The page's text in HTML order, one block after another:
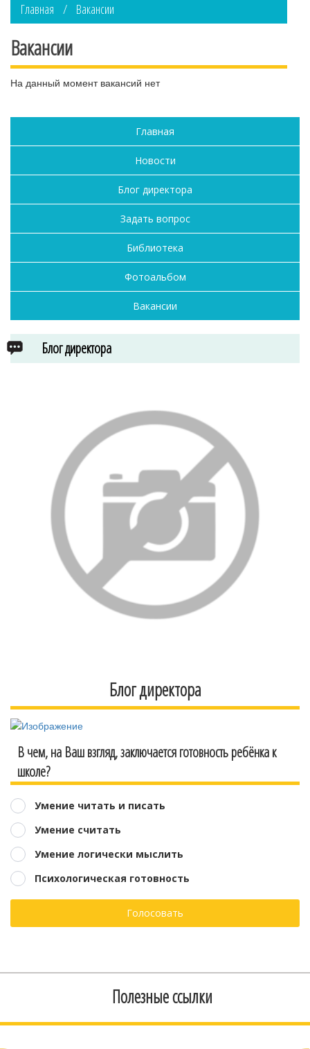
Главная Вакансии
Вакансии
На данный момент вакансий нет
Главная
Новости
Блог директора
Задать вопрос
Библиотека
Фотоальбом
Вакансии
Блог директора
Блог директора
В чем, на Ваш взгляд, заключается готовность ребёнка к
школе?
Умение читать и писать
Умение считать
Умение логически мыслить
Психологическая готовность
Голосовать
Полезные ссылки